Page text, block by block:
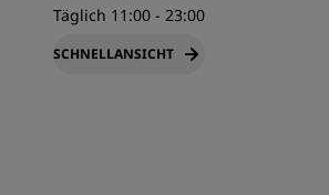
Täglich 11:00 - 23:00
SCHNELLANSICHT